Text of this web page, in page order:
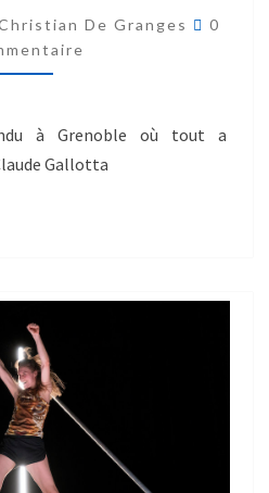
De Granges
0
à Grenoble où tout a
Gallotta